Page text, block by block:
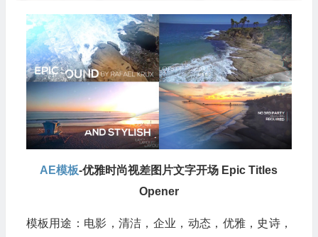
AE模板-优雅时尚视差图片文字开场 Epic Titles
Opener
模板用途：电影，清洁，企业，动态，优雅，史诗，